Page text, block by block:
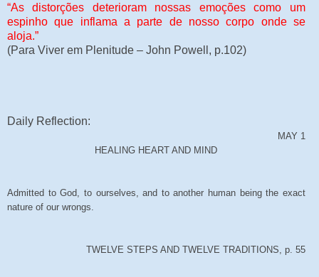
“As distorções deterioram nossas emoções como um
espinho que inflama a parte de nosso corpo onde se
aloja.”
(Para Viver em Plenitude – John Powell, p.102)
Daily Reflection:
MAY 1
HEALING HEART AND MIND
Admitted to God, to ourselves, and to another human being the exact
nature of our wrongs.
TWELVE STEPS AND TWELVE TRADITIONS, p. 55